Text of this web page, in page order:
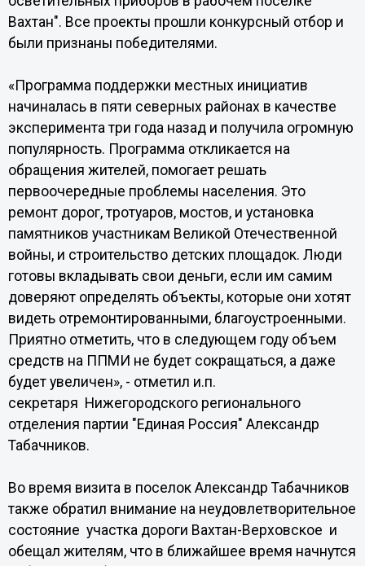
Вахтан". Все проекты прошли конкурсный отбор и
были признаны победителями.
«Программа поддержки местных инициатив
начиналась в пяти северных районах в качестве
эксперимента три года назад и получила огромную
популярность. Программа откликается на
обращения жителей, помогает решать
первоочередные проблемы населения. Это
ремонт дорог, тротуаров, мостов, и установка
памятников участникам Великой Отечественной
войны, и строительство детских площадок. Люди
готовы вкладывать свои деньги, если им самим
доверяют определять объекты, которые они хотят
видеть отремонтированными, благоустроенными.
Приятно отметить, что в следующем году объем
средств на ППМИ не будет сокращаться, а даже
будет увеличен», - отметил и.п.
секретаря Нижегородского регионального
отделения партии "Единая Россия" Александр
Табачников.
Во время визита в поселок Александр Табачников
также обратил внимание на неудовлетворительное
состояние участка дороги Вахтан-Верховское и
обещал жителям, что в ближайшее время начнутся